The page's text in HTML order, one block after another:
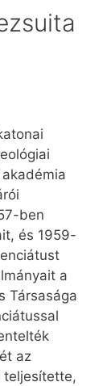
ben
és 1959-
a
Társasága
az
teljesítette,